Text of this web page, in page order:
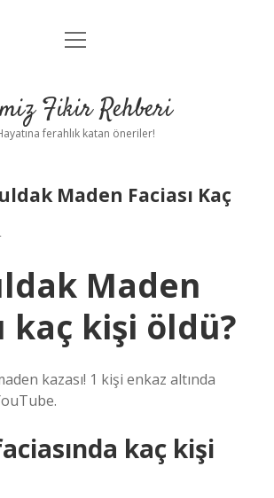
Anasayfa
Yasal Uyarı
menüyü
Fikir Rehberi
ferahlık katan öneriler!
Maden Faciası Kaç
Maden
kaç kişi öldü?
kazası! 1 kişi enkaz altında
kaç kişi